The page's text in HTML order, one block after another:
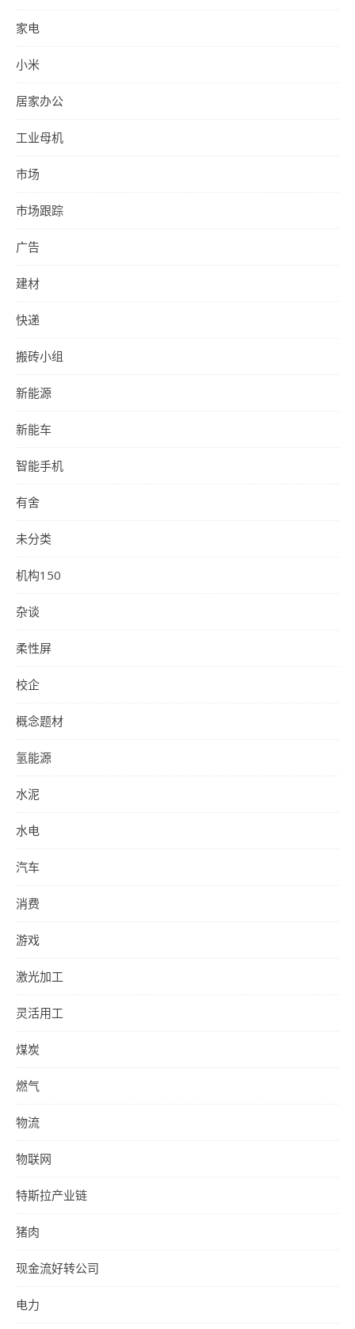
家电
小米
居家办公
工业母机
市场
市场跟踪
广告
建材
快递
搬砖小组
新能源
新能车
智能手机
有舍
未分类
机构150
杂谈
柔性屏
校企
概念题材
氢能源
水泥
水电
汽车
消费
游戏
激光加工
灵活用工
煤炭
燃气
物流
物联网
特斯拉产业链
猪肉
现金流好转公司
电力